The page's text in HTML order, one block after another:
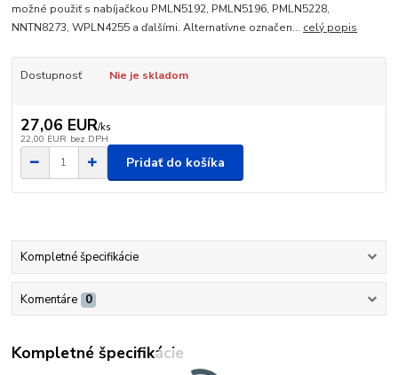
možné použiť s nabíjačkou PMLN5192, PMLN5196, PMLN5228,
NNTN8273, WPLN4255 a ďalšími. Alternatívne označen... celý popis
Dostupnosť Nie je skladom
27,06 EUR/ks
22,00 EUR bez DPH
Pridať do košíka
Kompletné špecifikácie
Komentáre 0
Kompletné špecifikácie